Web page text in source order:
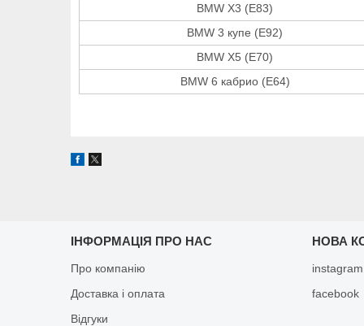
BMW X3 (E83)
BMW 3 купе (E92)
BMW X5 (E70)
BMW 6 кабрио (E64)
ІНФОРМАЦІЯ ПРО НАС
Про компанію
Доставка і оплата
Відгуки
НОВА
instagram
facebook